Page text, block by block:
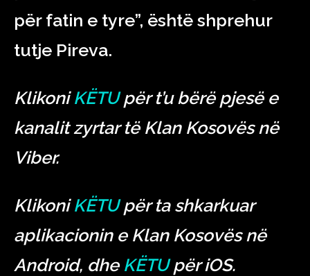
për fatin e tyre”, është shprehur
tutje Pireva.
KlikoniKËTUpër t’u bërë pjesë e
kanalit zyrtar të Klan Kosovës në
Viber.
KlikoniKËTUpër ta shkarkuar
aplikacionin e Klan Kosovës në
Android, dhe KËTUpër iOS.